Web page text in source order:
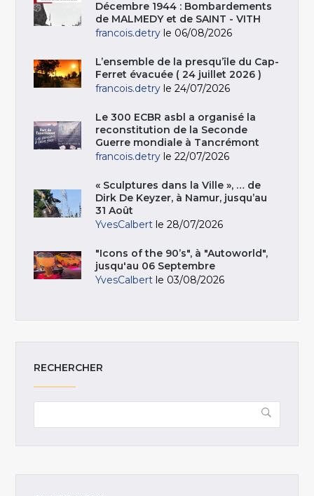
Décembre 1944 : Bombardements
de MALMEDY et de SAINT - VITH
francois.detry le 06/08/2026
L’ensemble de la presqu’île du Cap-
Ferret évacuée ( 24 juillet 2026 )
francois.detry le 24/07/2026
Le 300 ECBR asbl a organisé la
reconstitution de la Seconde
Guerre mondiale à Tancrémont
francois.detry le 22/07/2026
« Sculptures dans la Ville », … de
Dirk De Keyzer, à Namur, jusqu’au
31 Août
YvesCalbert le 28/07/2026
"Icons of the 90’s", à "Autoworld",
jusqu'au 06 Septembre
YvesCalbert le 03/08/2026
RECHERCHER